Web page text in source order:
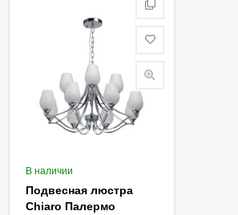
В наличии
Подвесная люстра
Chiaro Палермо